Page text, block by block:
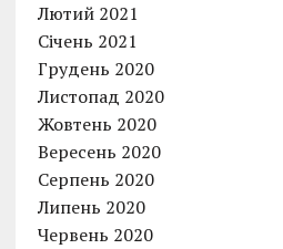
Лютий 2021
Січень 2021
Грудень 2020
Листопад 2020
Жовтень 2020
Вересень 2020
Серпень 2020
Липень 2020
Червень 2020